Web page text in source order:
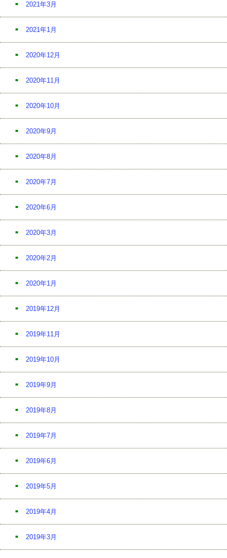
2021年3月
2021年1月
2020年12月
2020年11月
2020年10月
2020年9月
2020年8月
2020年7月
2020年6月
2020年3月
2020年2月
2020年1月
2019年12月
2019年11月
2019年10月
2019年9月
2019年8月
2019年7月
2019年6月
2019年5月
2019年4月
2019年3月